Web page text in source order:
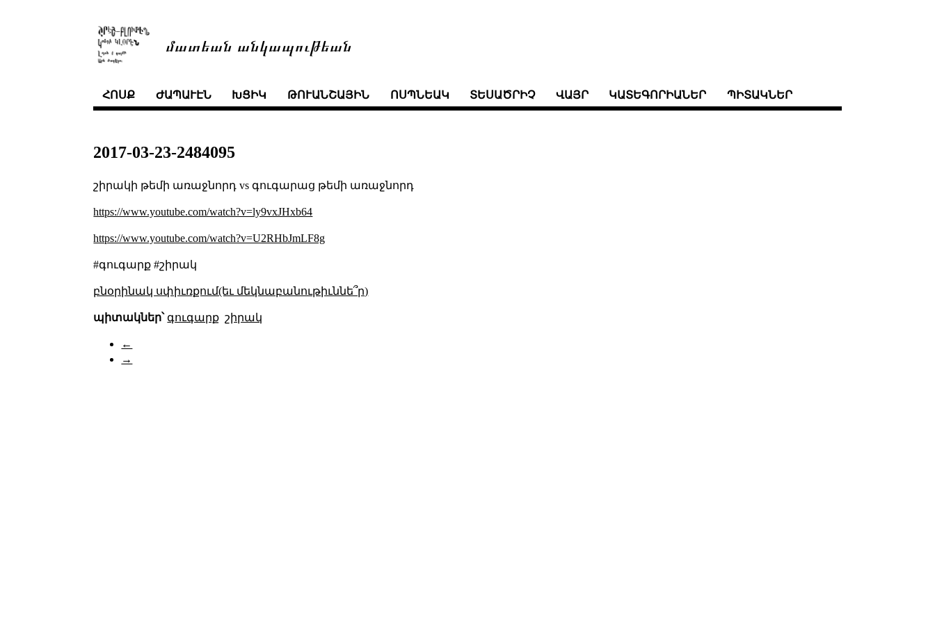
մատեան անկապութեան
ՀՈՍՔ ԺԱՊԱՒԷՆ ԽՑԻԿ ԹՈՒԱՆՇԱՅԻՆ ՈՍՊՆԵԱԿ ՏԵՍԱԾՐԻՉ ՎԱՅՐ ԿԱՏԵԳՈՐԻԱՆԵՐ ՊԻՏԱԿՆԵՐ
2017-03-23-2484095
շիրակի թեմի առաջնորդ vs գուգարաց թեմի առաջնորդ
https://www.youtube.com/watch?v=ly9vxJHxb64
https://www.youtube.com/watch?v=U2RHbJmLF8g
#գուգարք #շիրակ
բնօրինակ սփիւռքում(եւ մեկնաբանութիւննե՞ր)
պիտակներ՝ գուգարք շիրակ
←
→